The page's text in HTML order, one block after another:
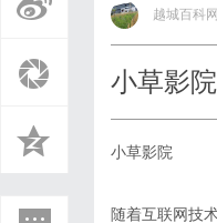
›
越城百科网
小草影
小草影院
随着互联网技